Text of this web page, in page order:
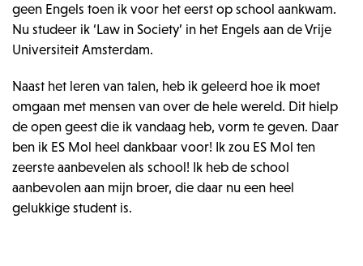
geen Engels toen ik voor het eerst op school aankwam.
Nu studeer ik ‘Law in Society’ in het Engels aan de Vrije
Universiteit Amsterdam.
Naast het leren van talen, heb ik geleerd hoe ik moet
omgaan met mensen van over de hele wereld. Dit hielp
de open geest die ik vandaag heb, vorm te geven. Daar
ben ik ES Mol heel dankbaar voor! Ik zou ES Mol ten
zeerste aanbevelen als school! Ik heb de school
aanbevolen aan mijn broer, die daar nu een heel
gelukkige student is.